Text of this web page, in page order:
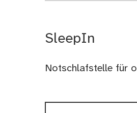
SleepIn
Notschlafstelle für